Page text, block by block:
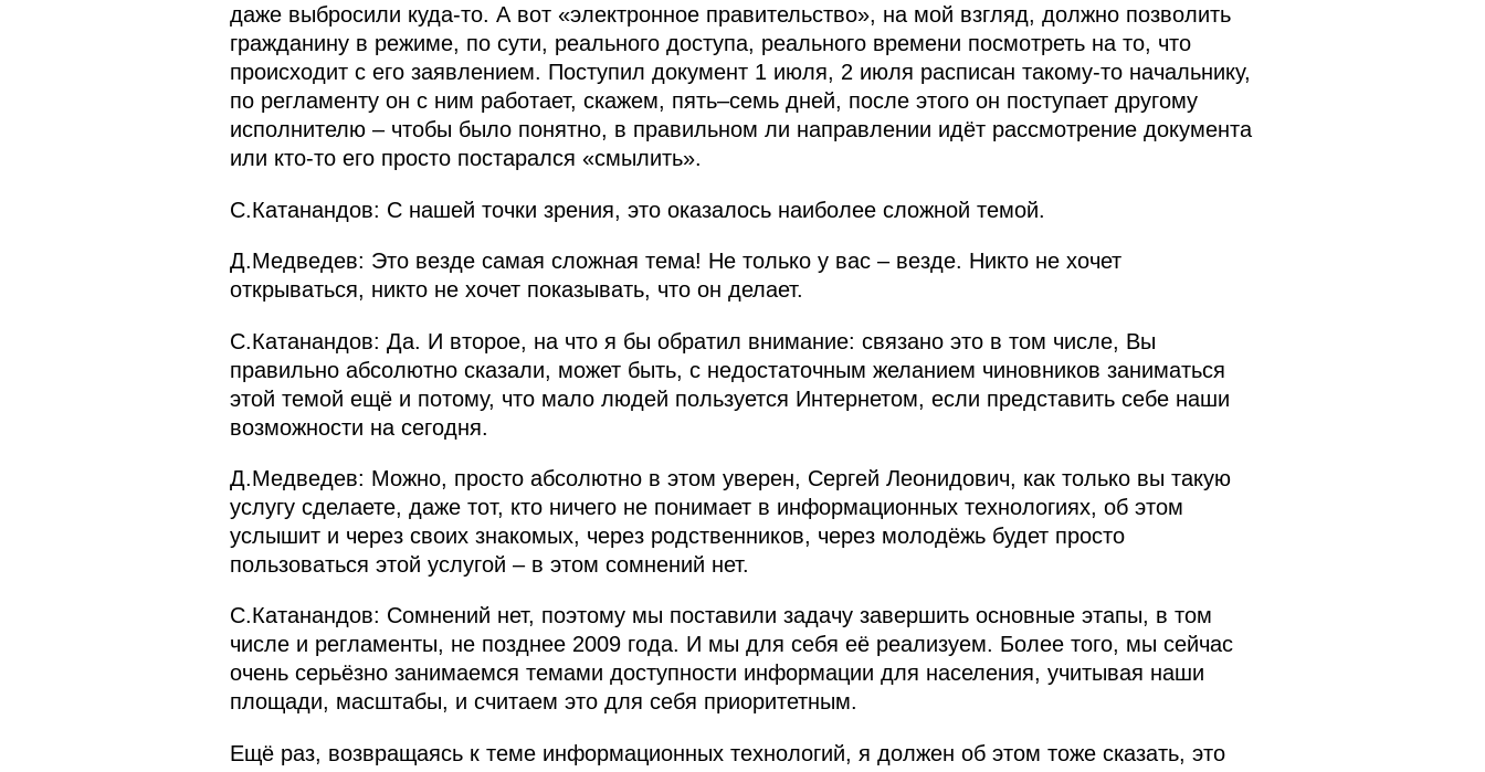
даже выбросили куда‑то. А вот «электронное правительство», на мой взгляд, должно позволить
гражданину в режиме, по сути, реального доступа, реального времени посмотреть на то, что
происходит с его заявлением. Поступил документ 1 июля, 2 июля расписан такому‑то начальнику,
по регламенту он с ним работает, скажем, пять–семь дней, после этого он поступает другому
исполнителю – чтобы было понятно, в правильном ли направлении идёт рассмотрение документа
или кто‑то его просто постарался «смылить».
С.Катанандов: С нашей точки зрения, это оказалось наиболее сложной темой.
Д.Медведев: Это везде самая сложная тема! Не только у вас – везде. Никто не хочет
открываться, никто не хочет показывать, что он делает.
С.Катанандов: Да. И второе, на что я бы обратил внимание: связано это в том числе, Вы
правильно абсолютно сказали, может быть, с недостаточным желанием чиновников заниматься
этой темой ещё и потому, что мало людей пользуется Интернетом, если представить себе наши
возможности на сегодня.
Д.Медведев: Можно, просто абсолютно в этом уверен, Сергей Леонидович, как только вы такую
услугу сделаете, даже тот, кто ничего не понимает в информационных технологиях, об этом
услышит и через своих знакомых, через родственников, через молодёжь будет просто
пользоваться этой услугой – в этом сомнений нет.
С.Катанандов: Сомнений нет, поэтому мы поставили задачу завершить основные этапы, в том
числе и регламенты, не позднее 2009 года. И мы для себя её реализуем. Более того, мы сейчас
очень серьёзно занимаемся темами доступности информации для населения, учитывая наши
площади, масштабы, и считаем это для себя приоритетным.
Ещё раз, возвращаясь к теме информационных технологий, я должен об этом тоже сказать, это